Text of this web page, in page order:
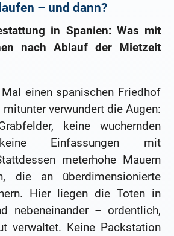
– und dann?
in Spanien: Was mit
nach Ablauf der Mietzeit
einen spanischen Friedhof
verwundert die Augen:
keine wuchernden
Einfassungen mit
meterhohe Mauern
die an überdimensionierte
Hier liegen die Toten in
nebeneinander – ordentlich,
verwaltet. Keine Packstation